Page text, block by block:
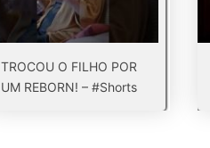
TROCOU O FILHO POR
UM REBORN! – #Shorts